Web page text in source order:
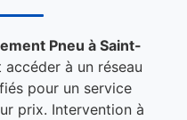
Pneu à Saint-
accéder à un réseau
pour un service
prix. Intervention à